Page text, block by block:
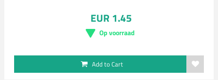
EUR 1.45
Op voorraad
Add to Cart